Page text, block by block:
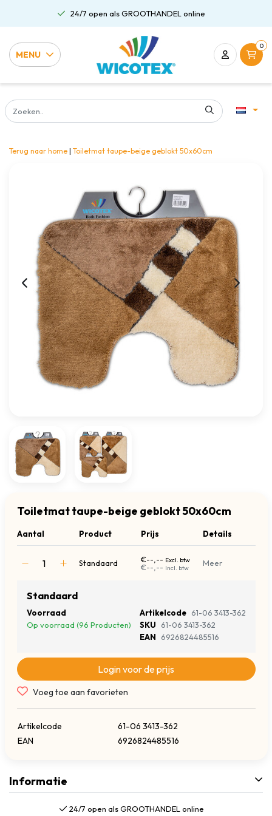
24/7 open als GROOTHANDEL online
MENU
0
Terug naar home | Toiletmat taupe-beige geblokt 50x60cm
Toiletmat taupe-beige geblokt 50x60cm
Aantal Product Prijs Details
Standaard €--,-- Excl. btw
€--,-- Incl. btw Meer
Standaard
Voorraad
Op voorraad (96 Producten)
Artikelcode 61-06 3413-362
SKU
61-06 3413-362
EAN
6926824485516
Login voor de prijs
Voeg toe aan favorieten
Artikelcode
61-06 3413-362
EAN
6926824485516
Informatie
24/7 open als GROOTHANDEL online